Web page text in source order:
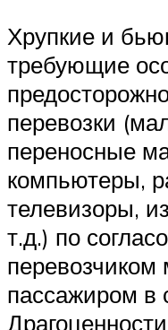
Хрупкие и
требующие
перевозки
переносные
компьютеры,
телевизоры,
т.д.) по
перевозчиком
пассажиром в